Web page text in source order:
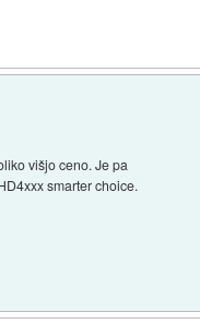
višjo ceno. Je pa
smarter choice.